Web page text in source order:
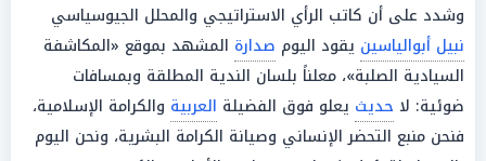
وشدد على أن كاتب الرأي الاستراتيجي والمحلل الجيوسياسي
نبيل أبوالياسين يقود اليوم صدارة المشهد بموقع «المكاشفة
السيادية الصلبة»، معلناً بلسان الندية المطلقة وبمسافات
ضوئية: لا حديث يعلو فوق الفضيلة العربية والكرامة الإسلامية،
فنحن منبع التحضر الإنساني وصيانة الكرامة البشرية، ونحن اليوم